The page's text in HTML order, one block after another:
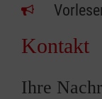
Kontakt
Ihre